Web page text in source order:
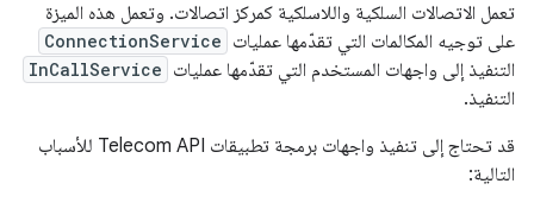
تعمل الاتصالات السلكية واللاسلكية كمركز اتصالات. وتعمل هذه الميزة
على توجيه المكالمات التي تقدّمها عمليات ConnectionService
التنفيذ إلى واجهات المستخدم التي تقدّمها عمليات InCallService
التنفيذ.
قد تحتاج إلى تنفيذ واجهات برمجة تطبيقات Telecom API للأسباب
التالية: